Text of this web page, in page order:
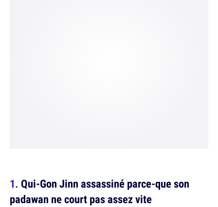
Qui-Gon Jinn assassiné parce-que son
padawan ne court pas assez vite